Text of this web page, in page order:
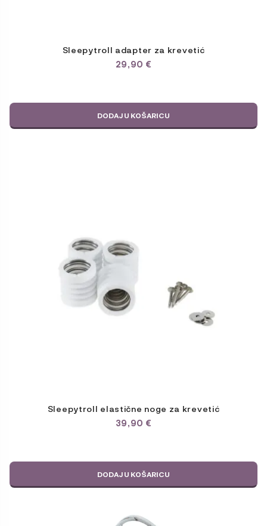
Sleepytroll adapter za krevetić
29,90 €
DODAJ U KOŠARICU
Sleepytroll elastične noge za krevetić
39,90 €
DODAJ U KOŠARICU